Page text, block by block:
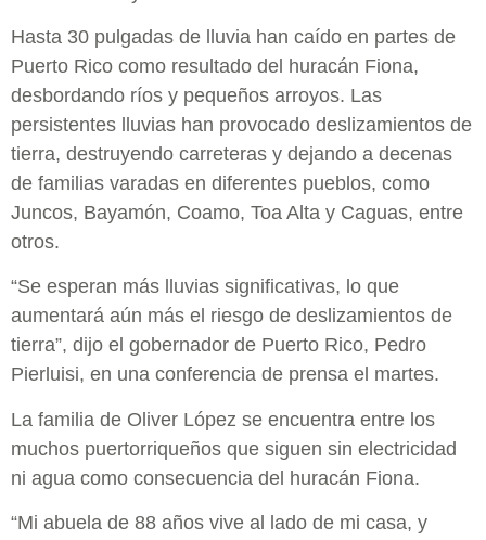
Hasta 30 pulgadas de lluvia han caído en partes de
Puerto Rico como resultado del huracán Fiona,
desbordando ríos y pequeños arroyos. Las
persistentes lluvias han provocado deslizamientos de
tierra, destruyendo carreteras y dejando a decenas
de familias varadas en diferentes pueblos, como
Juncos, Bayamón, Coamo, Toa Alta y Caguas, entre
otros.
“Se esperan más lluvias significativas, lo que
aumentará aún más el riesgo de deslizamientos de
tierra”, dijo el gobernador de Puerto Rico, Pedro
Pierluisi, en una conferencia de prensa el martes.
La familia de Oliver López se encuentra entre los
muchos puertorriqueños que siguen sin electricidad
ni agua como consecuencia del huracán Fiona.
“Mi abuela de 88 años vive al lado de mi casa, y